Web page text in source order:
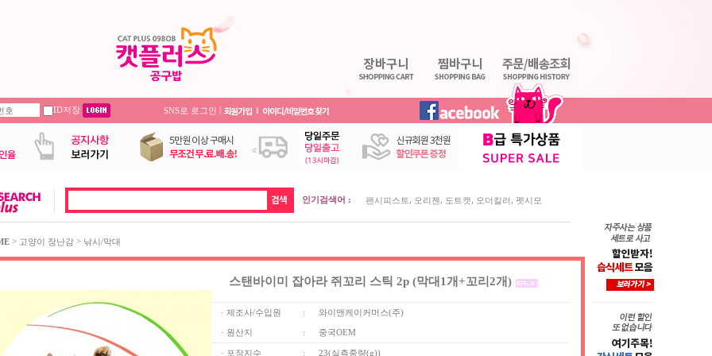
ID저장 SNS로 로그인 |
인기검색어 : 팬시피스트 오리젠 도트캣 오더킬러 펫시모
> 고양이 장난감 > 낚시/막대
스탠바이미 잡아라 쥐꼬리 스틱 2p (막대1개+꼬리2개)
· 제조사/수입원 : 와이앤케이커머스(주)
· 원산지 : 중국OEM
· 포장지수 : 23(실측중량(g))